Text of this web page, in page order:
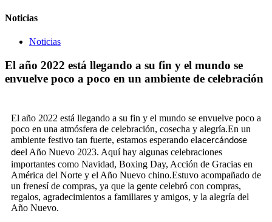
Noticias
Noticias
El año 2022 está llegando a su fin y el mundo se
envuelve poco a poco en un ambiente de celebración
El año 2022 está llegando a su fin y el mundo se envuelve poco a
poco en una atmósfera de celebración, cosecha y alegría.En un
ambiente festivo tan fuerte, estamos esperando elacercándose
deel Año Nuevo 2023. Aquí hay algunas celebraciones
importantes como Navidad, Boxing Day, Acción de Gracias en
América del Norte y el Año Nuevo chino.Estuvo acompañado de
un frenesí de compras, ya que la gente celebró con compras,
regalos, agradecimientos a familiares y amigos, y la alegría del
Año Nuevo.